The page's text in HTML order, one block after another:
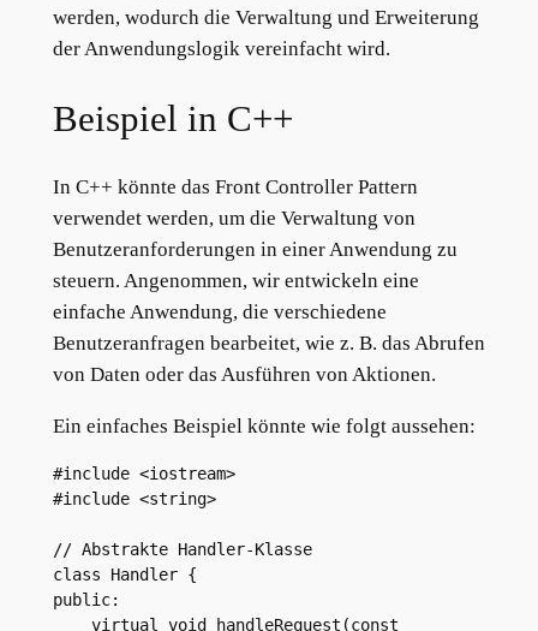
werden, wodurch die Verwaltung und Erweiterung
der Anwendungslogik vereinfacht wird.
Beispiel in C++
In C++ könnte das Front Controller Pattern
verwendet werden, um die Verwaltung von
Benutzeranforderungen in einer Anwendung zu
steuern. Angenommen, wir entwickeln eine
einfache Anwendung, die verschiedene
Benutzeranfragen bearbeitet, wie z. B. das Abrufen
von Daten oder das Ausführen von Aktionen.
Ein einfaches Beispiel könnte wie folgt aussehen:
#include <iostream>
#include <string>
// Abstrakte Handler-Klasse
class Handler {
public: